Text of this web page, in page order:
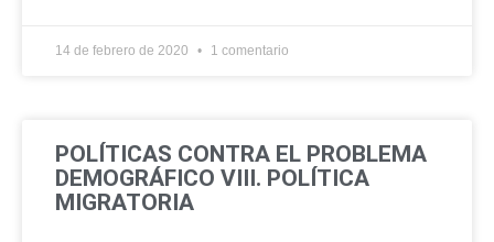
14 de febrero de 2020 1 comentario
POLÍTICAS CONTRA EL PROBLEMA
DEMOGRÁFICO VIII. POLÍTICA
MIGRATORIA